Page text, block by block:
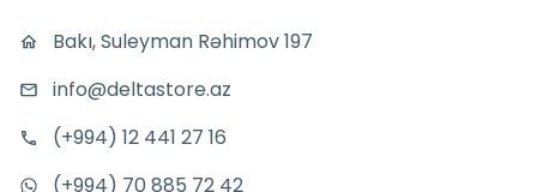
Bakı, Suleyman Rəhimov 197
info@deltastore.az
(+994) 12 441 27 16
(+994) 70 885 72 42